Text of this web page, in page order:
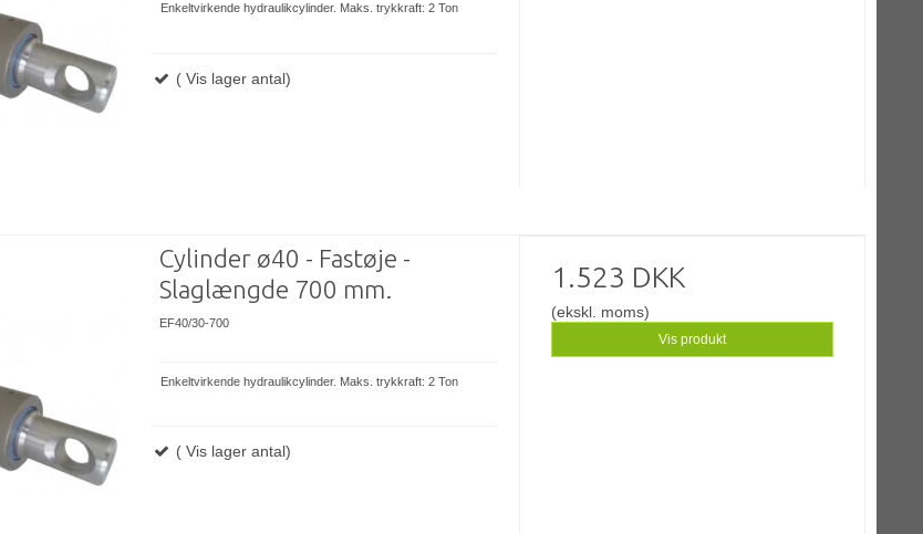
Enkeltvirkende hydraulikcylinder. Maks. trykkraft: 2 Ton
( Vis lager antal)
Cylinder ø40 - Fastøje -
Slaglængde 700 mm.
EF40/30-700
Enkeltvirkende hydraulikcylinder. Maks. trykkraft: 2 Ton
( Vis lager antal)
1.523 DKK
(ekskl. moms)
Vis produkt